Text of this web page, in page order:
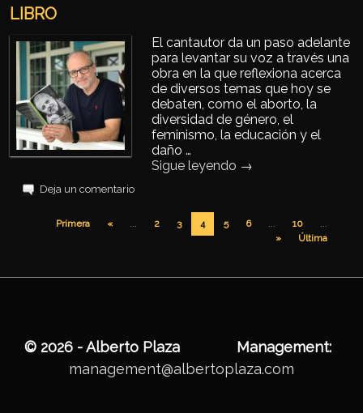
LIBRO
El cantautor da un paso adelante
para levantar su voz a través una
obra en la que reflexiona acerca
de diversos temas que hoy se
debaten, como el aborto, la
diversidad de género, el
feminismo, la educación y el
daño …
Sigue leyendo →
Deja un comentario
Navegador de artículos
Primera « 2 3 4 5 6 10
»
Última
© 2026 - Alberto Plaza Management:
management@albertoplaza.com